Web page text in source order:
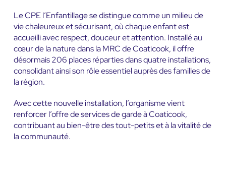
Le CPE l’Enfantillage se distingue comme un milieu de
vie chaleureux et sécurisant, où chaque enfant est
accueilli avec respect, douceur et attention. Installé au
cœur de la nature dans la MRC de Coaticook, il offre
désormais 206 places réparties dans quatre installations,
consolidant ainsi son rôle essentiel auprès des familles de
la région.
Avec cette nouvelle installation, l’organisme vient
renforcer l’offre de services de garde à Coaticook,
contribuant au bien-être des tout-petits et à la vitalité de
la communauté.